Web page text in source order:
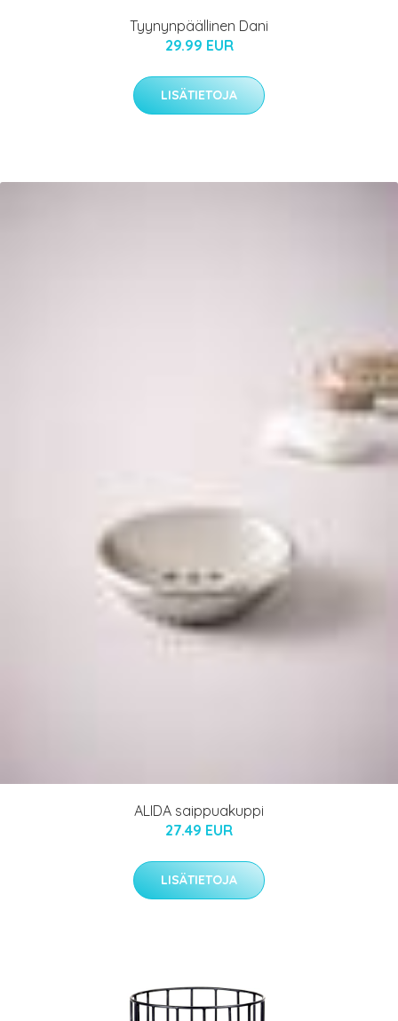
Tyynynpäällinen Dani
29.99 EUR
LISÄTIETOJA
ALIDA saippuakuppi
27.49 EUR
LISÄTIETOJA